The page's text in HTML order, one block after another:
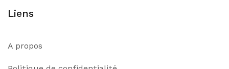
Liens
A propos